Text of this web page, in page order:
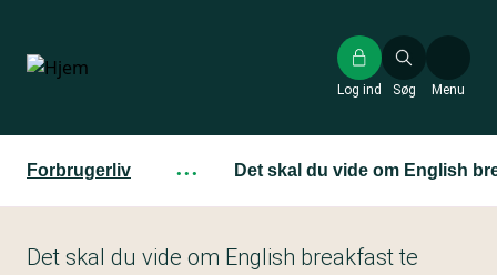
hovedindhold
Søg
Log ind Menu
Forbrugerliv ··· Det skal du vide om English
Det skal du vide om English breakfast te